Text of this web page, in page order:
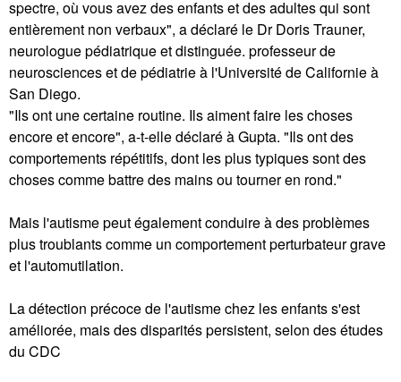
spectre, où vous avez des enfants et des adultes qui sont
entièrement non verbaux", a déclaré le Dr Doris Trauner,
neurologue pédiatrique et distinguée. professeur de
neurosciences et de pédiatrie à l'Université de Californie à
San Diego.
"Ils ont une certaine routine. Ils aiment faire les choses
encore et encore", a-t-elle déclaré à Gupta. "Ils ont des
comportements répétitifs, dont les plus typiques sont des
choses comme battre des mains ou tourner en rond."
Mais l'autisme peut également conduire à des problèmes
plus troublants comme un comportement perturbateur grave
et l'automutilation.
La détection précoce de l'autisme chez les enfants s'est
améliorée, mais des disparités persistent, selon des études
du CDC